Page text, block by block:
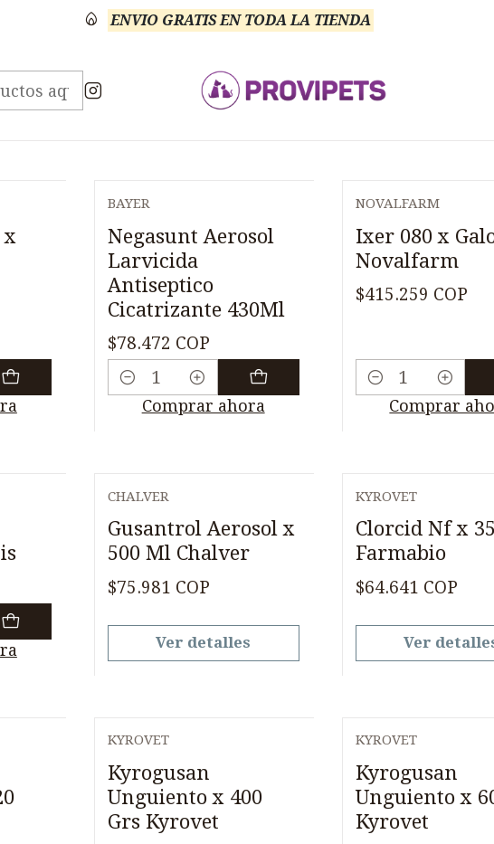
ENVIO GRATIS EN TODA LA TIENDA
Medicamentos Veterinario Antisépticos
Veterinario Antisépticos
x
BAYER
Negasunt Aerosol
Larvicida
Antiseptico
Cicatrizante 430Ml
$78.472 COP
Cantidad
Comprar ahora
NOVALFARM
Ixer 080 x
Novalfarm
$415.259 COP
Cantidad
Comprar
CHALVER
Gusantrol Aerosol x
500 Ml Chalver
$75.981 COP
Ver detalles
KYROVET
Clorcid Nf x
Farmabio
$64.641 COP
Ver
KYROVET
Kyrogusan
Unguiento x 400
Grs Kyrovet
KYROVET
Kyrogusan
Unguiento x
Kyrovet